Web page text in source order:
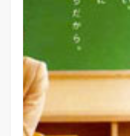
1984
2005 »